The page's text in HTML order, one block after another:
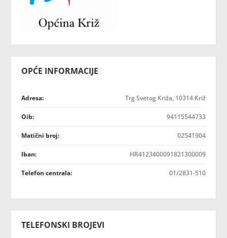
OPĆE INFORMACIJE
Adresa: Trg Svetog Križa, 10314 Križ
Oib: 94115544733
Matični broj: 02541904
Iban: HR4123400091821300009
Telefon centrala: 01/2831-510
TELEFONSKI BROJEVI